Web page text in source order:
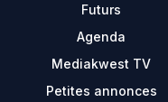
Futurs
Agenda
Mediakwest TV
Petites annonces